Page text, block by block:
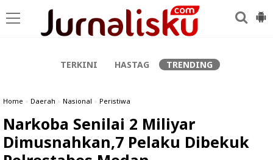
TERKINI HASTAG TRENDING
Home » Daerah » Nasional » Peristiwa
Narkoba Senilai 2 Miliyar
Dimusnahkan,7 Pelaku Dibekuk